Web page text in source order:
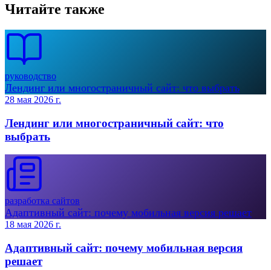
Читайте также
руководство
Лендинг или многостраничный сайт: что выбрать
28 мая 2026 г.
Лендинг или многостраничный сайт: что
выбрать
разработка сайтов
Адаптивный сайт: почему мобильная версия решает
18 мая 2026 г.
Адаптивный сайт: почему мобильная версия
решает